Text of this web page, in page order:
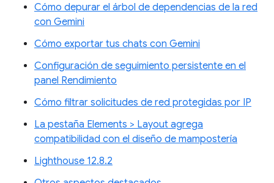
Cómo depurar el árbol de dependencias de la red
con Gemini
Cómo exportar tus chats con Gemini
Configuración de seguimiento persistente en el
panel Rendimiento
Cómo filtrar solicitudes de red protegidas por IP
La pestaña Elements > Layout agrega
compatibilidad con el diseño de mampostería
Lighthouse 12.8.2